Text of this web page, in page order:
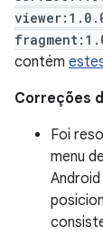
contém
Correções
Foi
menu